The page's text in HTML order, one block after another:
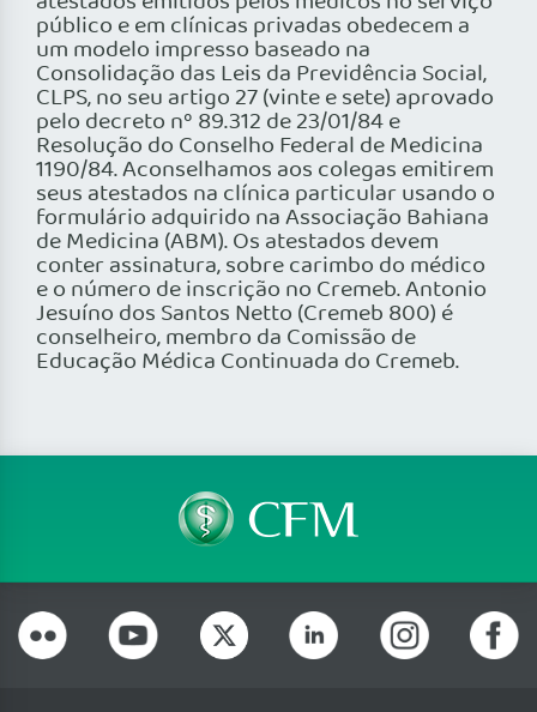
público e em clínicas privadas obedecem a
um modelo impresso baseado na
Consolidação das Leis da Previdência Social,
CLPS, no seu artigo 27 (vinte e sete) aprovado
pelo decreto nº 89.312 de 23/01/84 e
Resolução do Conselho Federal de Medicina
1190/84. Aconselhamos aos colegas emitirem
seus atestados na clínica particular usando o
formulário adquirido na Associação Bahiana
de Medicina (ABM). Os atestados devem
conter assinatura, sobre carimbo do médico
e o número de inscrição no Cremeb. Antonio
Jesuíno dos Santos Netto (Cremeb 800) é
conselheiro, membro da Comissão de
Educação Médica Continuada do Cremeb.